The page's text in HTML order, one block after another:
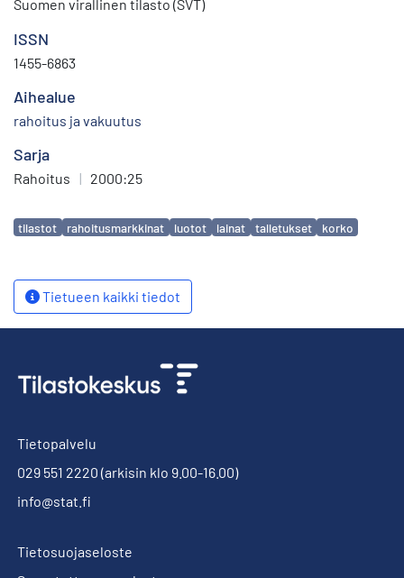
Suomen virallinen tilasto (SVT)
ISSN
1455-6863
Aihealue
rahoitus ja vakuutus
Sarja
Rahoitus | 2000:25
Avainsanat
tilastot rahoitusmarkkinat luotot lainat talletukset korko
Tietueen kaikki tiedot
Tietopalvelu
029 551 2220 (arkisin klo 9.00-16.00)
info@stat.fi
Tietosuojaseloste